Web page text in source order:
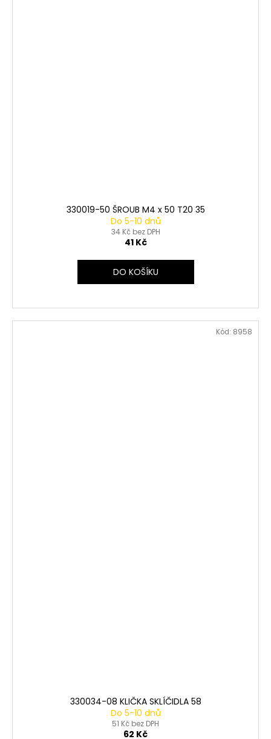
330019-50 ŠROUB M4 x 50 T20 35
Do 5-10 dnů
34 Kč bez DPH
41 Kč
DO KOŠÍKU
330034-08 KLIČKA SKLÍČIDLA 58
Do 5-10 dnů
51 Kč bez DPH
62 Kč
Kód: 8958